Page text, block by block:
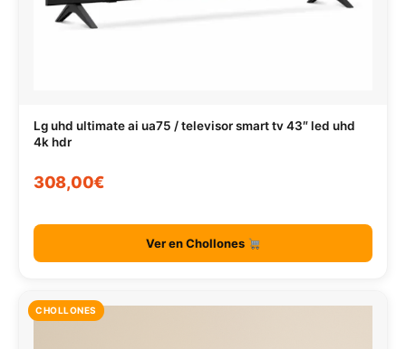
Lg uhd ultimate ai ua75 / televisor smart tv 43″ led uhd
4k hdr
308,00€
Ver en Chollones
CHOLLONES